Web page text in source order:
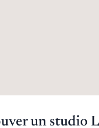
un studio